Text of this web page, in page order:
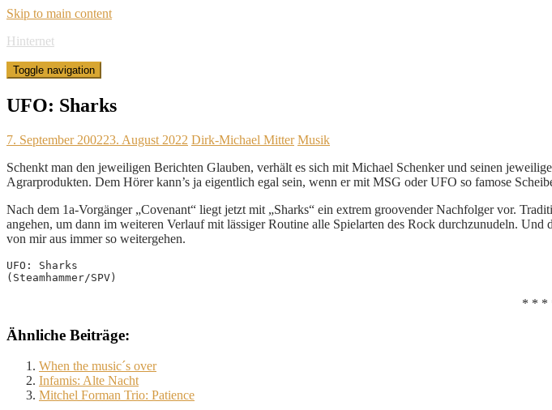
Skip to main content
Hinternet
Toggle navigation
UFO: Sharks
7. September 200223. August 2022 Dirk-Michael Mitter Musik
Schenkt man den jeweiligen Berichten Glauben, verhält es sich mit Michael Schenker und seinen
Agrarprodukten. Dem Hörer kann’s ja eigentlich egal sein, wenn er mit MSG oder UFO so famose
Nach dem 1a-Vorgänger „Covenant“ liegt jetzt mit „Sharks“ ein extrem groovender Nachfolger vor.
angehen, um dann im weiteren Verlauf mit lässiger Routine alle Spielarten des Rock durchzunudeln.
von mir aus immer so weitergehen.
UFO: Sharks
(Steamhammer/SPV)
* * *
Ähnliche Beiträge:
When the music´s over
Infamis: Alte Nacht
Mitchel Forman Trio: Patience